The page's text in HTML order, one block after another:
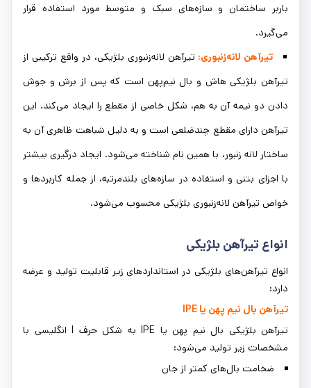
باربر ساختمان و سازه‌های سبک و متوسط مورد استفاده قرار
می‌گیرد.
تیرآهن لانه‌زنبوری: تیرآهن لانه‌زنبوری بلژیکی، در واقع ترکیبی از
تیرآهن بلژیکی هاش و بال نیم‌پهن است که پس از برش و جوش
دادن دو نیمه آن به هم، شکل خاصی از مقطع را ایجاد می‌کند. این
تیرآهن دارای مقطع چندضلعی است و به ‌دلیل شباهت ظاهری آن به
ساختار لانه زنبور، با همین نام شناخته می‌شود. ایجاد درگیری بیشتر
با اجزای بتنی و استفاده در سازه‌های بلندمرتبه، از جمله‌ کاربردها و
خواص تیرآهن لانه‌زنبوری بلژیکی محسوب می‌شود.
انواع تیرآهن بلژیکی
انواع تیرآهن‌های بلژیکی در استانداردهای زیر قابلیت تولید و عرضه
دارد:
تیرآهن بال نیم پهن یا IPE
تیرآهن بلژیکی بال نیم پهن یا IPE به شکل حرف I انگلیسی با
مشخصات زیر تولید می‌شود:
ضخامت بال‌های کمتر از جان